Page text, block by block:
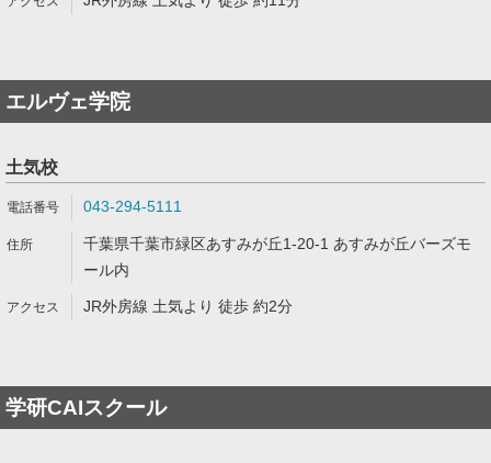
エルヴェ学院
土気校
043-294-5111
千葉県千葉市緑区あすみが丘1-20-1 あすみが丘バーズモ
ール内
JR外房線 土気より 徒歩 約2分
学研CAIスクール